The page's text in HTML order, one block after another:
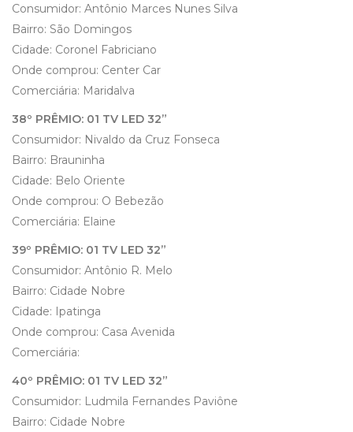
Consumidor: Antônio Marces Nunes Silva
Bairro: São Domingos
Cidade: Coronel Fabriciano
Onde comprou: Center Car
Comerciária: Maridalva
38º PRÊMIO: 01 TV LED 32”
Consumidor: Nivaldo da Cruz Fonseca
Bairro: Brauninha
Cidade: Belo Oriente
Onde comprou: O Bebezão
Comerciária: Elaine
39º PRÊMIO: 01 TV LED 32”
Consumidor: Antônio R. Melo
Bairro: Cidade Nobre
Cidade: Ipatinga
Onde comprou: Casa Avenida
Comerciária:
40º PRÊMIO: 01 TV LED 32”
Consumidor: Ludmila Fernandes Paviône
Bairro: Cidade Nobre